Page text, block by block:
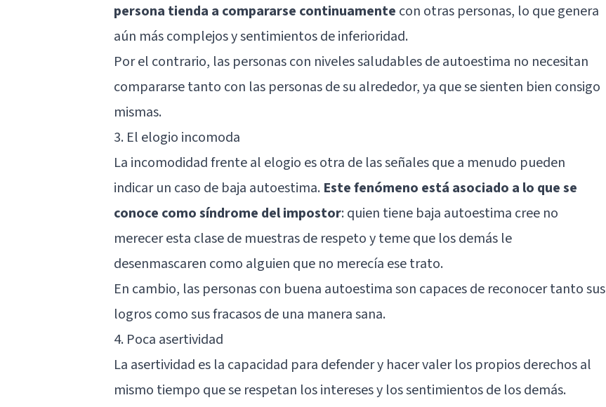
persona tienda a compararse continuamente con otras personas, lo que genera
aún más complejos y sentimientos de inferioridad.
Por el contrario, las personas con niveles saludables de autoestima no necesitan
compararse tanto con las personas de su alrededor, ya que se sienten bien consigo
mismas.
3. El elogio incomoda
La incomodidad frente al elogio es otra de las señales que a menudo pueden
indicar un caso de baja autoestima. Este fenómeno está asociado a lo que se
conoce como síndrome del impostor: quien tiene baja autoestima cree no
merecer esta clase de muestras de respeto y teme que los demás le
desenmascaren como alguien que no merecía ese trato.
En cambio, las personas con buena autoestima son capaces de reconocer tanto sus
logros como sus fracasos de una manera sana.
4. Poca asertividad
La asertividad es la capacidad para defender y hacer valer los propios derechos al
mismo tiempo que se respetan los intereses y los sentimientos de los demás.